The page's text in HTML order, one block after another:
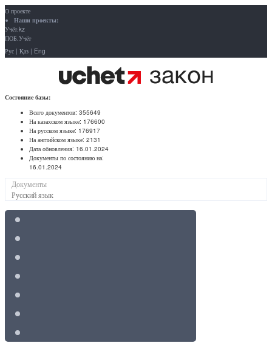
О проекте
Наши проекты:
Учёт.kz
ПОБ.Учёт
Рус | Қаз | Eng
Состояние базы:
Всего документов: 355649
На казахском языке: 176600
На русском языке: 176917
На английском языке: 2131
Дата обновления: 16.01.2024
Документы по состоянию на:
16.01.2024
Документы
Русский язык